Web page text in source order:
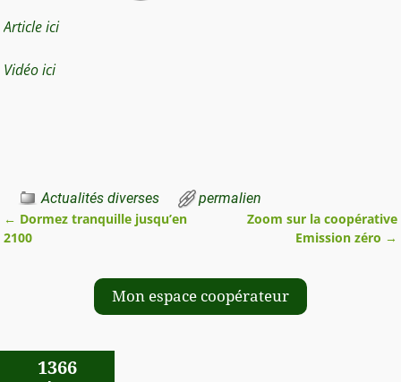
Article ici
Vidéo ici
Actualités diverses permalien
Navigation des articles
← Dormez tranquille jusqu’en
2100
Zoom sur la coopérative
Emission zéro →
Mon espace coopérateur
1366